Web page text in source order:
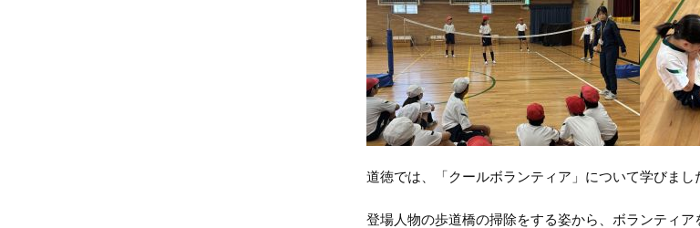
道徳では、「クールボランティア」について学びま
登場人物の歩道橋の掃除をする姿から、ボランティ